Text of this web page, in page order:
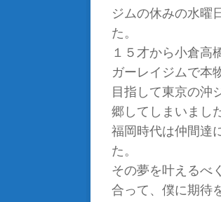
ジムの休みの水曜
た。
１５才から小倉高
ガーレイジムで本
目指して東京の沖
郷してしまいました
福岡時代は仲間達
た。
その夢を叶えるべ
合って、僕に期待